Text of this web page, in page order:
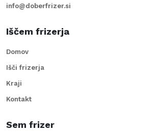
info@doberfrizer.si
Iščem frizerja
Domov
Išči frizerja
Kraji
Kontakt
Sem frizer